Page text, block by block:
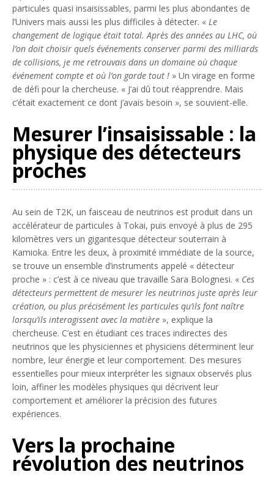
particules quasi insaisissables, parmi les plus abondantes de
l’Univers mais aussi les plus difficiles à détecter. « Le
changement de logique était total. Après des années au LHC, où
l’on doit choisir quels événements conserver parmi des milliards
de collisions, je me retrouvais dans un domaine où chaque
événement compte et où l’on garde tout ! » Un virage en forme
de défi pour la chercheuse. « J’ai dû tout réapprendre. Mais
c’était exactement ce dont j’avais besoin », se souvient-elle.
Mesurer l’insaisissable : la
physique des détecteurs
proches
Au sein de T2K, un faisceau de neutrinos est produit dans un
accélérateur de particules à Tokai, puis envoyé à plus de 295
kilomètres vers un gigantesque détecteur souterrain à
Kamioka. Entre les deux, à proximité immédiate de la source,
se trouve un ensemble d’instruments appelé « détecteur
proche » : c’est à ce niveau que travaille Sara Bolognesi. « Ces
détecteurs permettent de mesurer les neutrinos juste après leur
création, ou plus précisément les particules qu’ils font naître
lorsqu’ils interagissent avec la matière », explique la
chercheuse. C’est en étudiant ces traces indirectes des
neutrinos que les physiciennes et physiciens déterminent leur
nombre, leur énergie et leur comportement. Des mesures
essentielles pour mieux interpréter les signaux observés plus
loin, affiner les modèles physiques qui décrivent leur
comportement et améliorer la précision des futures
expériences.
Vers la prochaine
révolution des neutrinos